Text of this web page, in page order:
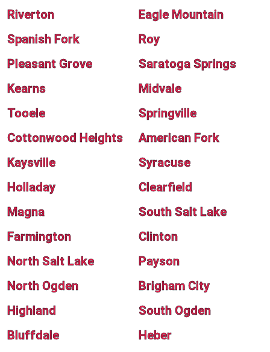
Riverton
Eagle Mountain
Spanish Fork
Roy
Pleasant Grove
Saratoga Springs
Kearns
Midvale
Tooele
Springville
Cottonwood Heights
American Fork
Kaysville
Syracuse
Holladay
Clearfield
Magna
South Salt Lake
Farmington
Clinton
North Salt Lake
Payson
North Ogden
Brigham City
Highland
South Ogden
Bluffdale
Heber